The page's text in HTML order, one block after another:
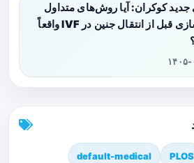
کوکران: آیا روش‌های متداول
آماده‌سازی قبل از انتقال جنین در IVF واقعاً
۱۵
PLOS
default-medical